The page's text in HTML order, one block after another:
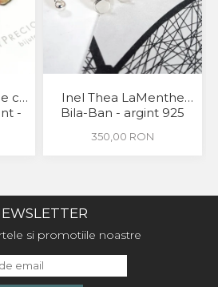
cu
-
Inel Thea LaMenthe
Bila-Ban - argint 925
350,00 RON
si promotiile noastre